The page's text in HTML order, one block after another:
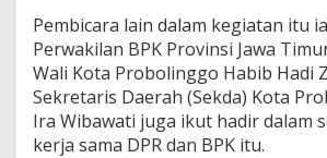
u
t
-
t
u
r
u
Pembicara lain dalam kegiatan itu
Perwakilan BPK Provinsi Jawa
Wali Kota Probolinggo Habib Hadi
Sekretaris Daerah (Sekda) Kota
Ira Wibawati juga ikut hadir dalam
kerja sama DPR dan BPK itu.